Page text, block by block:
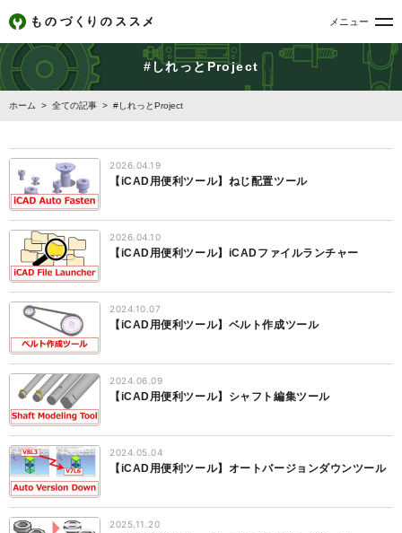
メニュー
#しれっとProject
ホーム > 全ての記事 > #しれっとProject
2026.04.19
【iCAD用便利ツール】ねじ配置ツール
2026.04.10
【iCAD用便利ツール】iCADファイルランチャー
2024.10.07
【iCAD用便利ツール】ベルト作成ツール
2024.06.09
【iCAD用便利ツール】シャフト編集ツール
2024.05.04
【iCAD用便利ツール】オートバージョンダウンツール
2025.11.20